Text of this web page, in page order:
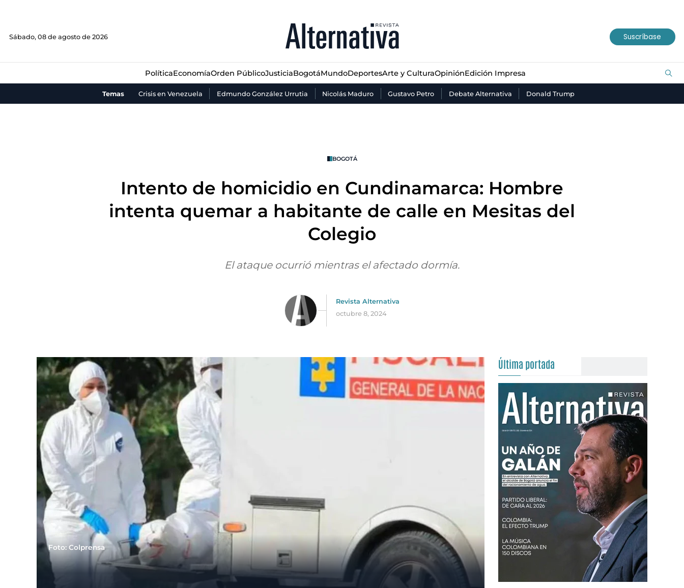
Sábado, 08 de agosto de 2026 Suscríbase
PolíticaEconomíaOrden PúblicoJusticiaBogotáMundoDeportesArte y CulturaOpiniónEdición Impresa
Temas Crisis en Venezuela Edmundo González Urrutia Nicolás Maduro Gustavo Petro Debate Alternativa Donald Trump
JusticiaBogotáMundo Deportes Arte y Cultura
BOGOTÁ
Intento de homicidio en Cundinamarca: Hombre
intenta quemar a habitante de calle en Mesitas del
Colegio
El ataque ocurrió mientras el afectado dormía.
Revista Alternativa
octubre 8, 2024
Foto: Colprensa
Última portada